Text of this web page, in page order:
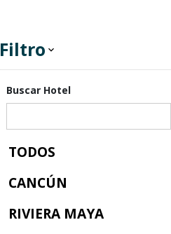
Filtro keyboard_arrow_down
Buscar Hotel
TODOS
CANCÚN
RIVIERA MAYA